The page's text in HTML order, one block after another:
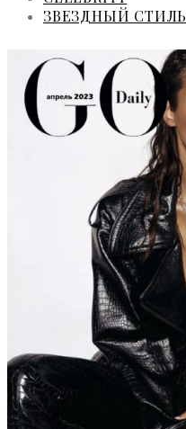
ЗВЕЗДНЫЙ СТИЛЬ